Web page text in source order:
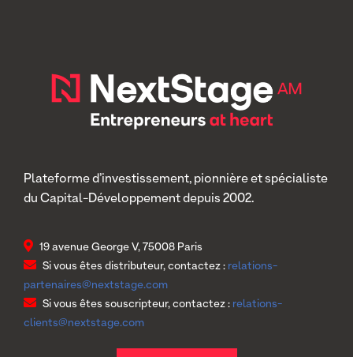
Plateforme d’investissement, pionnière et spécialiste
du Capital-Développement depuis 2002.
19 avenue George V, 75008 Paris
Si vous êtes distributeur, contactez : relations-
partenaires@nextstage.com
Si vous êtes souscripteur, contactez : relations-
clients@nextstage.com